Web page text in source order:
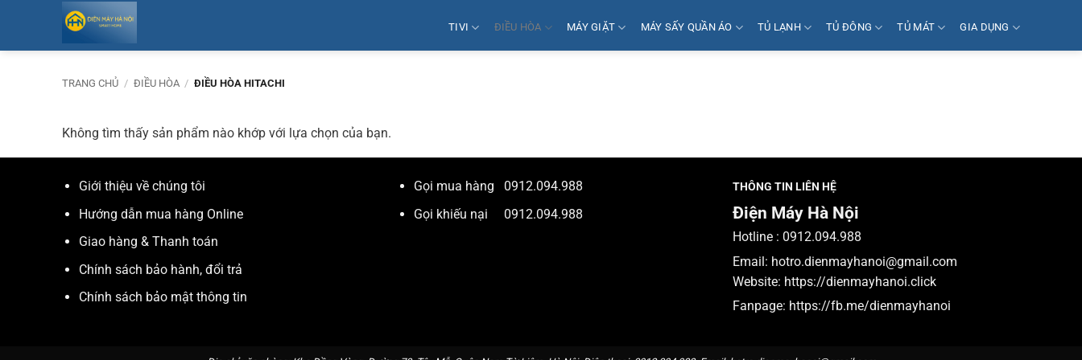
nội
TIVI ĐIỀU HÒA MÁY GIẶT MÁY SẤY QUẦN ÁO TỦ LẠNH TỦ ĐÔNG TỦ MÁT GIA DỤNG
TRANG CHỦ / ĐIỀU HÒA / ĐIỀU HÒA HITACHI
Không tìm thấy sản phẩm nào khớp với lựa chọn của bạn.
Giới thiệu về chúng tôi
Hướng dẫn mua hàng Online
Giao hàng & Thanh toán
Chính sách bảo hành, đổi trả
Chính sách bảo mật thông tin
Gọi mua hàng 0912.094.988
Gọi khiếu nại 0912.094.988
THÔNG TIN LIÊN HỆ
Điện Máy Hà Nội
Hotline : 0912.094.988
Email: hotro.dienmayhanoi@gmail.com
Website: https://dienmayhanoi.click
Fanpage: https://fb.me/dienmayhanoi